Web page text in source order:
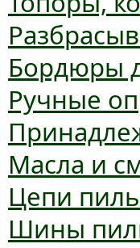
Бордюры
Ручные
Масла и
Цепи
Шины